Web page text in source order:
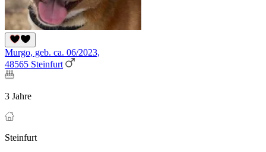
Murgo, geb. ca. 06/2023,
48565 Steinfurt
3 Jahre
Steinfurt